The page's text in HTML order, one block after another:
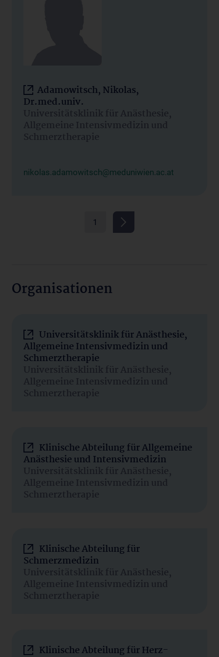
Adamowitsch, Nikolas,
Dr.med.univ.
Universitätsklinik für Anästhesie,
Allgemeine Intensivmedizin und
Schmerztherapie
nikolas.adamowitsch@meduniwien.ac.at
1
Organisationen
Universitätsklinik für Anästhesie,
Allgemeine Intensivmedizin und
Schmerztherapie
Universitätsklinik für Anästhesie,
Allgemeine Intensivmedizin und
Schmerztherapie
Klinische Abteilung für Allgemeine
Anästhesie und Intensivmedizin
Universitätsklinik für Anästhesie,
Allgemeine Intensivmedizin und
Schmerztherapie
Klinische Abteilung für
Schmerzmedizin
Universitätsklinik für Anästhesie,
Allgemeine Intensivmedizin und
Schmerztherapie
Klinische Abteilung für Herz-